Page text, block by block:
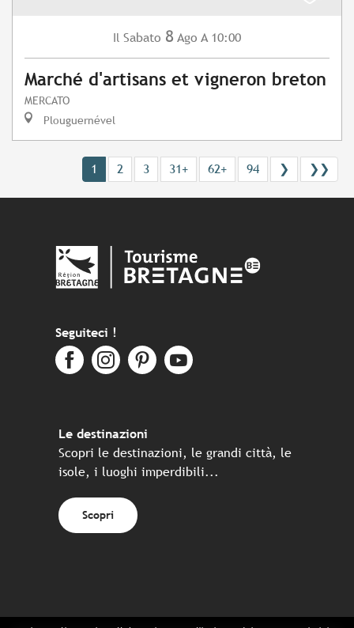
Il Sabato 8 Ago A 10:00
Marché d'artisans et vigneron breton
MERCATO
Plouguernével
1 2 3 31+ 62+ 94 ❯ ❯❯
Seguiteci !
Le destinazioni
Scopri le destinazioni, le grandi città, le
isole, i luoghi imperdibili...
Scopri